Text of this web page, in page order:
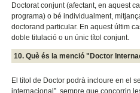
Doctorat conjunt (afectant, en aquest
programa) o bé individualment,
doctorand particular. En aquest últim
doble titulació o un únic títol conjunt.
10. Què és la menció "Doctor
El títol de Doctor podrà incloure en el
internacional”, sempre que concorrin